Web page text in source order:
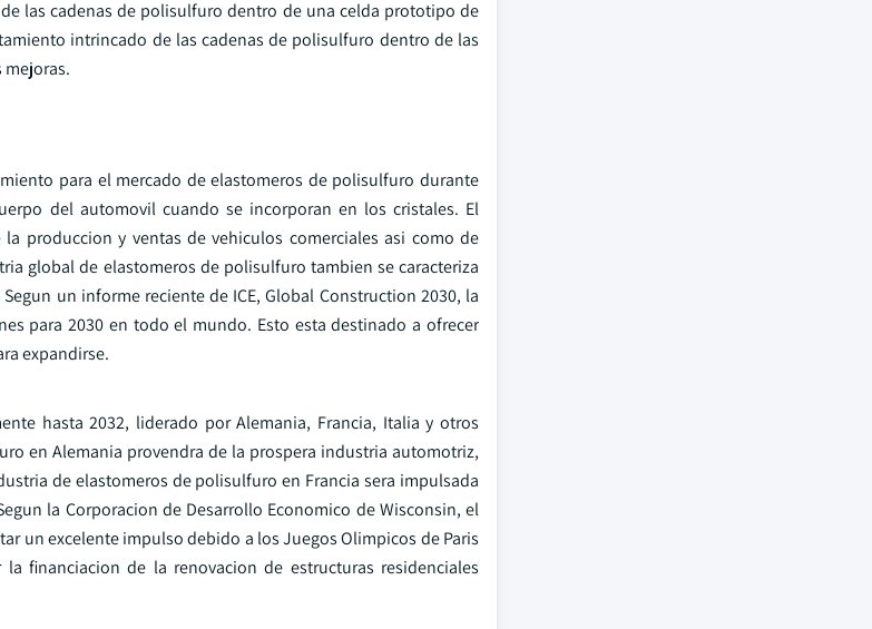
las cadenas de polisulfuro dentro de una celda prototipo de
intrincado de las cadenas de polisulfuro dentro de las
para el mercado de elastomeros de polisulfuro durante
del automovil cuando se incorporan en los cristales. El
produccion y ventas de vehiculos comerciales asi como de
global de elastomeros de polisulfuro tambien se caracteriza
un informe reciente de ICE, Global Construction 2030, la
para 2030 en todo el mundo. Esto esta destinado a ofrecer
expandirse.
hasta 2032, liderado por Alemania, Francia, Italia y otros
en Alemania provendra de la prospera industria automotriz,
de elastomeros de polisulfuro en Francia sera impulsada
la Corporacion de Desarrollo Economico de Wisconsin, el
un excelente impulso debido a los Juegos Olimpicos de Paris
financiacion de la renovacion de estructuras residenciales